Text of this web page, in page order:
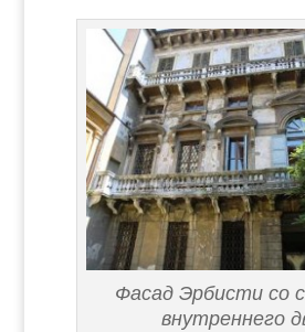
Фасад Эрбисти со
внутреннего